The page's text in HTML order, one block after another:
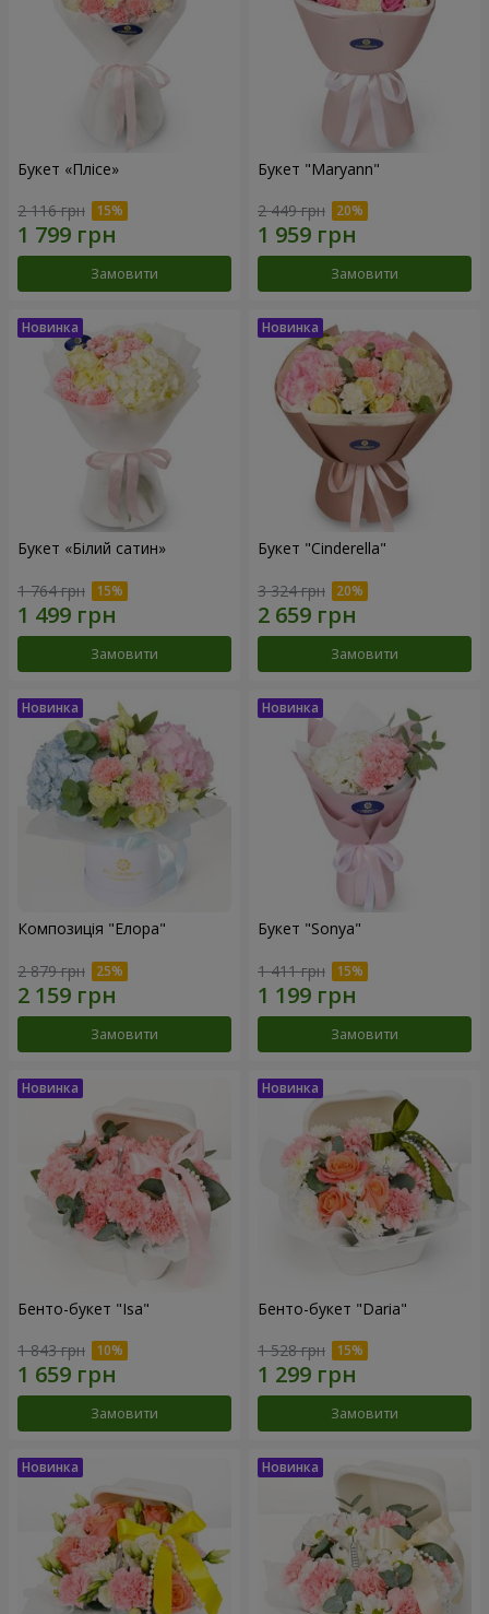
Букет «Плісе»
2 116 грн
Замовити
Букет "Maryann"
2 449 грн
Замовити
Букет «Білий сатин»
1 764 грн
Замовити
Букет "Cinderella"
3 324 грн
Замовити
Композиція "Елора"
2 879 грн
Замовити
Букет "Sonya"
1 411 грн
Замовити
Бенто-букет "Isa"
1 843 грн
Замовити
Бенто-букет "Daria"
1 528 грн
Замовити